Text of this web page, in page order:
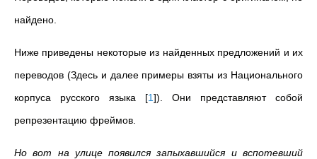
найдено.
Ниже приведены некоторые из найденных предложений и их
переводов (Здесь и далее примеры взяты из Национального
корпуса русского языка [1]). Они представляют собой
репрезентацию фреймов.
Но вот на улице появился запыхавшийся и вспотевший